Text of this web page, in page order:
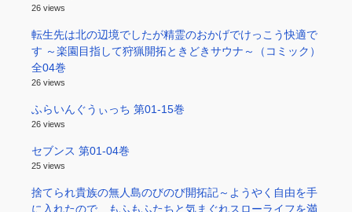
26 views
転生先は北の辺境でしたが精霊のおかげでけっこう快適で
す ～楽園目指して狩猟開拓ときどきサウナ～（コミック）
全04巻
26 views
ふらいんぐうぃっち 第01-15巻
26 views
セブンス 第01-04巻
25 views
捨てられ貴族の無人島のびのび開拓記～ようやく自由を手
に入れたので、もふもふたちと気まぐれスローライフを満